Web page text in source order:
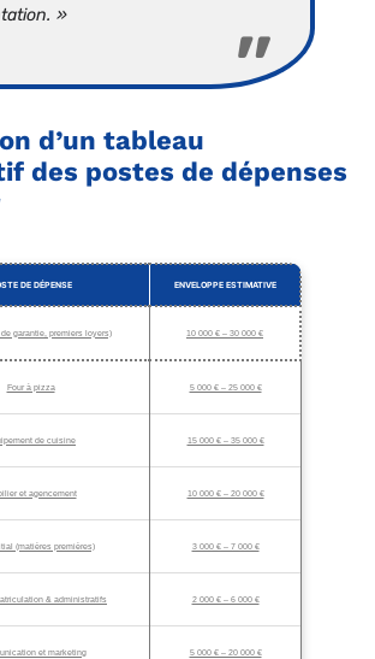
»
d’un tableau
des postes de dépenses
DE DÉPENSE ENVELOPPE ESTIMATIVE
de garantie, premiers loyers) 10 000 € – 30 000 €
Four à pizza 5 000 € – 25 000 €
de cuisine 15 000 € – 35 000 €
et agencement 10 000 € – 20 000 €
(matières premières) 3 000 € – 7 000 €
& administratifs 2 000 € – 6 000 €
et marketing 5 000 € – 20 000 €